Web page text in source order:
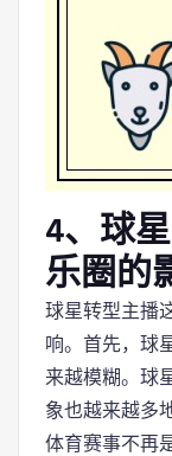
4、球
乐圈的
球星转型主播
响。首先，球
来越模糊。球
象也越来越多
体育赛事不再